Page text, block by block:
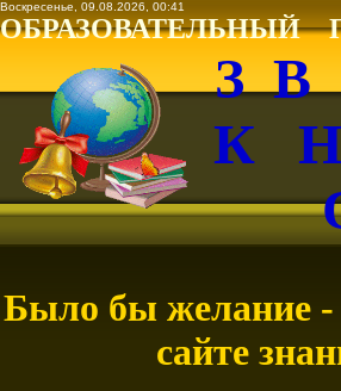
Воскресенье,
ОБРАЗОВАТЕЛЬНЫЙ
З
К
Было бы желание
сайте